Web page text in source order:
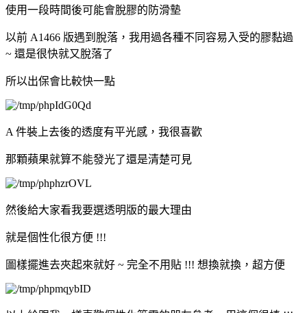
使用一段時間後可能會脫膠的防滑墊
以前 A1466 版遇到脫落，我用過各種不同容易入受的膠黏過
~ 還是很快就又脫落了
所以出保會比較快一點
A 件裝上去後的透度有平光感，我很喜歡
那顆蘋果就算不能發光了還是清楚可見
然後給大家看我要選透明版的最大理由
就是個性化很方便 !!!
圖樣擺進去夾起來就好 ~ 完全不用貼 !!! 想換就換，超方便